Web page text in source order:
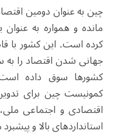
چین به عنوان دومین
مانده و همواره به
کرده است. این کشور با
جهانی شدن اقتصاد را به
کشورها سوق داده
کمونیست چین برای
اقتصادی و اجتماعی
استانداردهای بالا و